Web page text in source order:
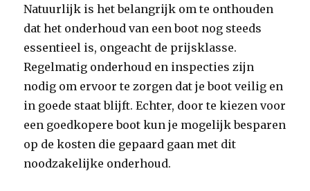
Natuurlijk is het belangrijk om te onthouden
dat het onderhoud van een boot nog steeds
essentieel is, ongeacht de prijsklasse.
Regelmatig onderhoud en inspecties zijn
nodig om ervoor te zorgen dat je boot veilig en
in goede staat blijft. Echter, door te kiezen voor
een goedkopere boot kun je mogelijk besparen
op de kosten die gepaard gaan met dit
noodzakelijke onderhoud.